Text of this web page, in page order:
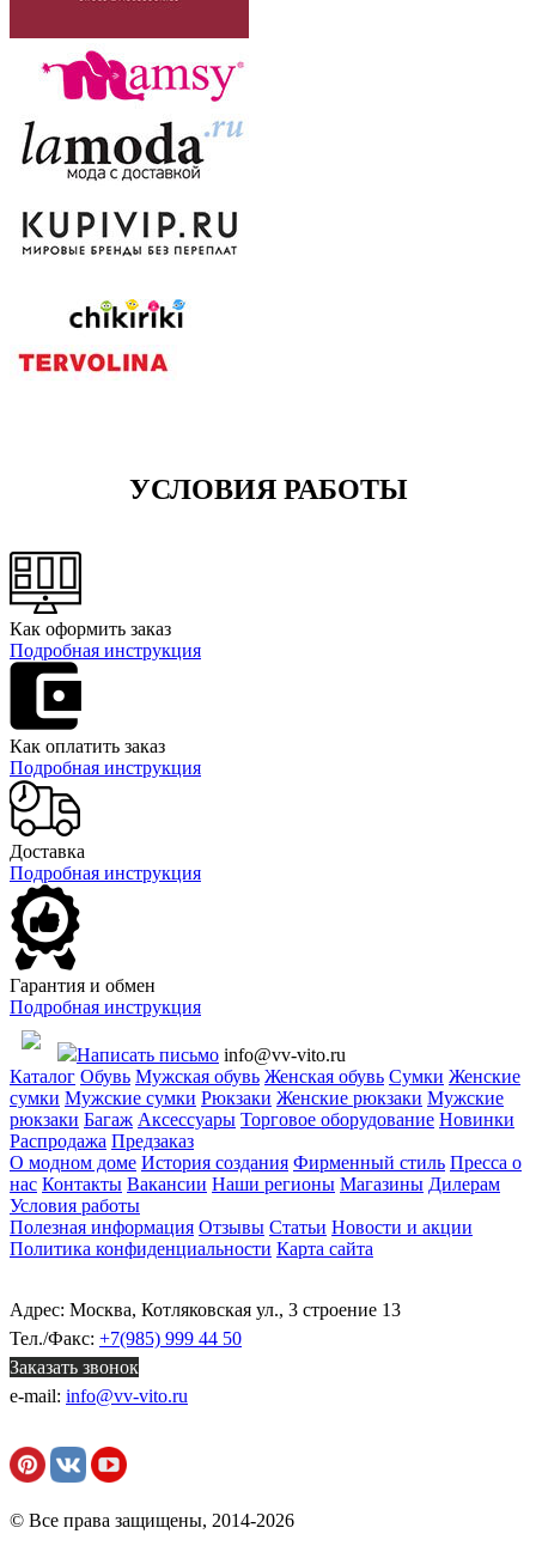
УСЛОВИЯ РАБОТЫ
Как оформить заказ
Подробная инструкция
Как оплатить заказ
Подробная инструкция
Доставка
Подробная инструкция
Гарантия и обмен
Подробная инструкция
Написать письмо info@vv-vito.ru
Каталог Обувь Мужская обувь Женская обувь Сумки Женские
сумки Мужские сумки Рюкзаки Женские рюкзаки Мужские
рюкзаки Багаж Аксессуары Торговое оборудование Новинки
Распродажа Предзаказ
О модном доме История создания Фирменный стиль Пресса о
нас Контакты Вакансии Наши регионы Магазины Дилерам
Условия работы
Полезная информация Отзывы Статьи Новости и акции
Политика конфиденциальности Карта сайта
Адрес: Москва, Котляковская ул., 3 строение 13
Тел./Факс: +7(985) 999 44 50
Заказать звонок
e-mail: info@vv-vito.ru
© Все права защищены, 2014-2026